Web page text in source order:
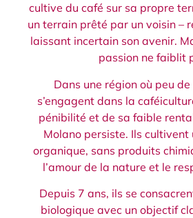
cultive du café sur sa propre
un terrain prêté par un voisin –
laissant incertain son avenir.
passion ne faiblit
Dans une région où peu
s’engagent dans la
pénibilité et de sa faible
Molano persiste. Ils cultivent
organique, sans produits
l’amour de la nature et le
Depuis 7 ans, ils se
biologique avec un objectif